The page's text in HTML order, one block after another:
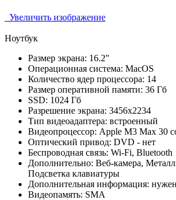
Увеличить изображение
Ноутбук
Размер экрана: 16.2"
Операционная система: MacOS
Количество ядер процессора: 14
Размер оперативной памяти: 36 Гб
SSD: 1024 Гб
Разрешение экрана: 3456x2234
Тип видеоадаптера: встроенный
Видеопроцессор: Apple M3 Max 30
Оптический привод: DVD - нет
Беспроводная связь: Wi-Fi, Bluetooth
Дополнительно: Веб-камера,
Подсветка клавиатуры
Дополнительная информация:
Видеопамять: SMA